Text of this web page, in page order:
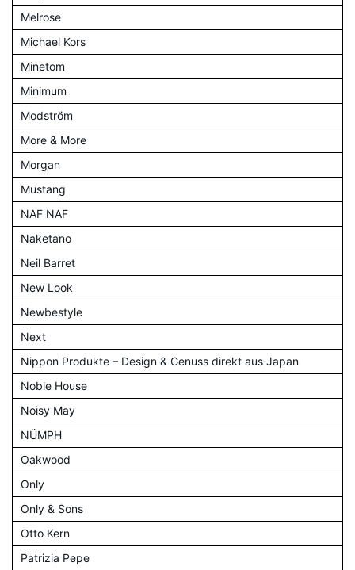
Melrose
Michael Kors
Minetom
Minimum
Modström
More & More
Morgan
Mustang
NAF NAF
Naketano
Neil Barret
New Look
Newbestyle
Next
Nippon Produkte – Design & Genuss direkt aus Japan
Noble House
Noisy May
NÜMPH
Oakwood
Only
Only & Sons
Otto Kern
Patrizia Pepe